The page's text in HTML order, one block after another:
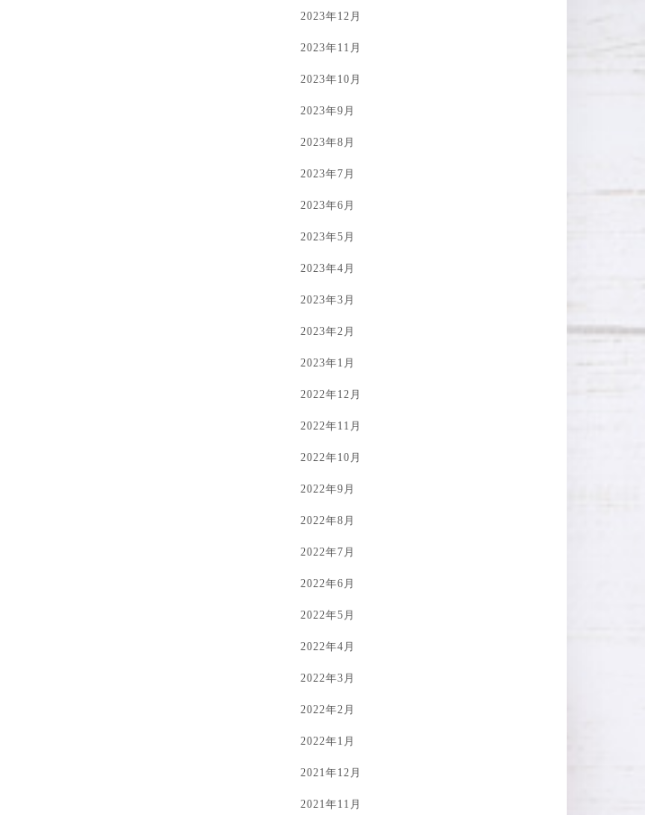
2023年12月
2023年11月
2023年10月
2023年9月
2023年8月
2023年7月
2023年6月
2023年5月
2023年4月
2023年3月
2023年2月
2023年1月
2022年12月
2022年11月
2022年10月
2022年9月
2022年8月
2022年7月
2022年6月
2022年5月
2022年4月
2022年3月
2022年2月
2022年1月
2021年12月
2021年11月